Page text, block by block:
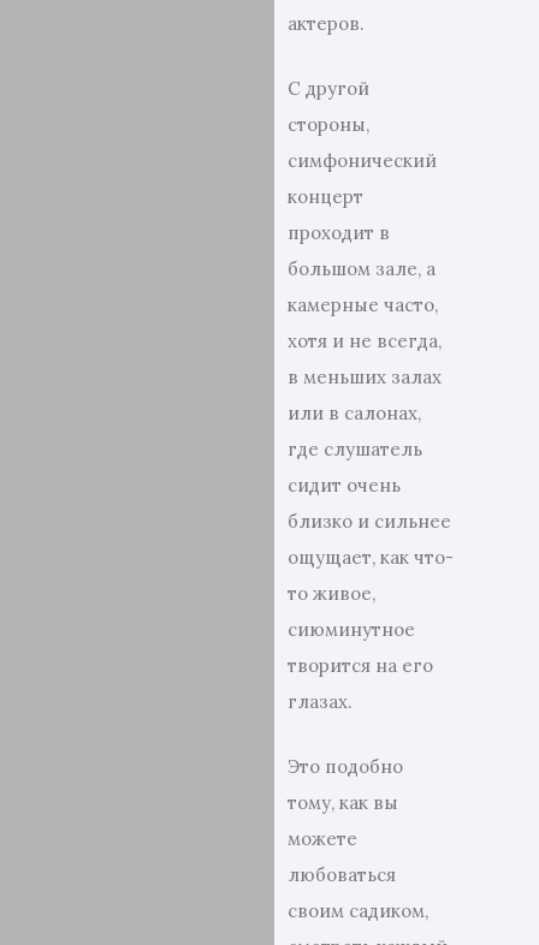
актеров.
С другой
стороны,
симфонический
концерт
проходит в
большом зале, а
камерные часто,
хотя и не всегда,
в меньших залах
или в салонах,
где слушатель
сидит очень
близко и сильнее
ощущает, как что-
то живое,
сиюминутное
творится на его
глазах.
Это подобно
тому, как вы
можете
любоваться
своим садиком,